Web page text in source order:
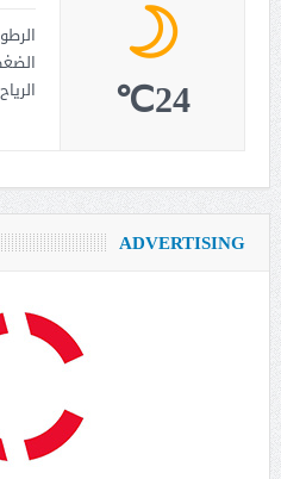
الرياح
24℃
ADVERTISING